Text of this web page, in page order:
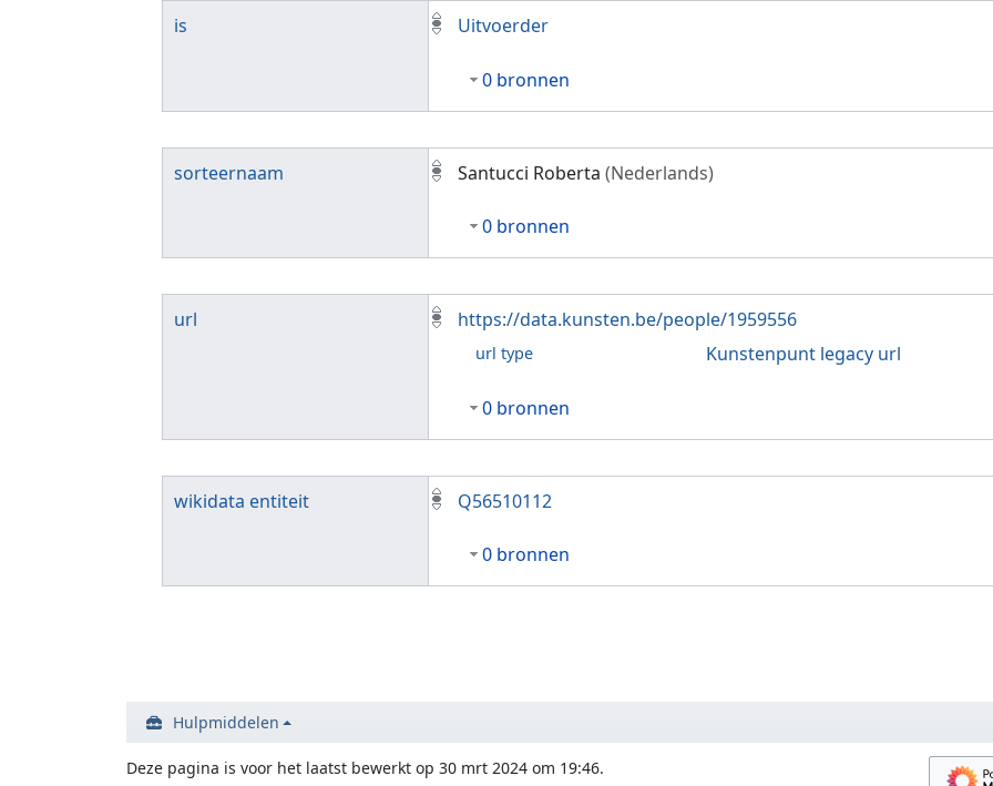
is Uitvoerder
0 bronnen
sorteernaam Santucci Roberta (Nederlands)
0 bronnen
url https://data.kunsten.be/people/1959556
url type Kunstenpunt legacy url
0 bronnen
wikidata entiteit Q56510112
0 bronnen
Hulpmiddelen
Deze pagina is voor het laatst bewerkt op 30 mrt 2024 om 19:46.